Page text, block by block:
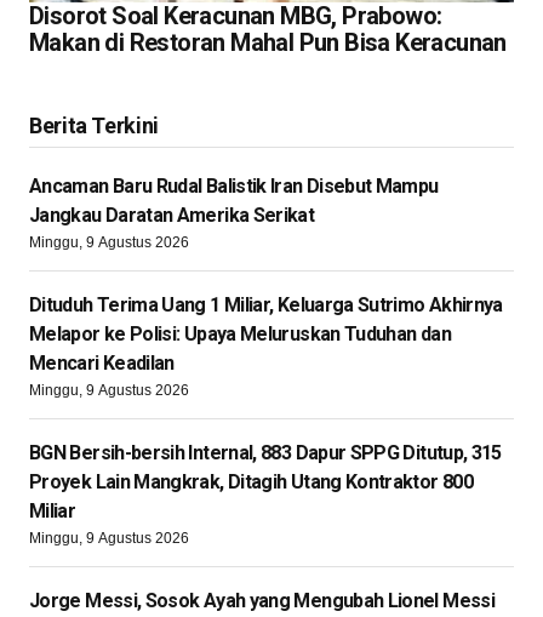
Disorot Soal Keracunan MBG, Prabowo:
Makan di Restoran Mahal Pun Bisa Keracunan
Berita Terkini
Ancaman Baru Rudal Balistik Iran Disebut Mampu
Jangkau Daratan Amerika Serikat
Minggu, 9 Agustus 2026
Dituduh Terima Uang 1 Miliar, Keluarga Sutrimo Akhirnya
Melapor ke Polisi: Upaya Meluruskan Tuduhan dan
Mencari Keadilan
Minggu, 9 Agustus 2026
BGN Bersih-bersih Internal, 883 Dapur SPPG Ditutup, 315
Proyek Lain Mangkrak, Ditagih Utang Kontraktor 800
Miliar
Minggu, 9 Agustus 2026
Jorge Messi, Sosok Ayah yang Mengubah Lionel Messi